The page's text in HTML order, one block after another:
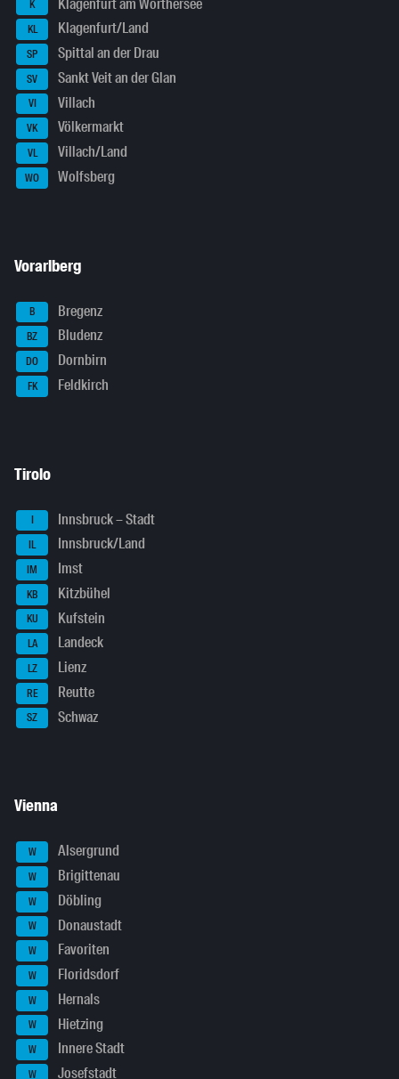
K Klagenfurt am Wörthersee
KL Klagenfurt/Land
SP Spittal an der Drau
SV Sankt Veit an der Glan
VI Villach
VK Völkermarkt
VL Villach/Land
WO Wolfsberg
Vorarlberg
B Bregenz
BZ Bludenz
DO Dornbirn
FK Feldkirch
Tirolo
I Innsbruck – Stadt
IL Innsbruck/Land
IM Imst
KB Kitzbühel
KU Kufstein
LA Landeck
LZ Lienz
RE Reutte
SZ Schwaz
Vienna
W Alsergrund
W Brigittenau
W Döbling
W Donaustadt
W Favoriten
W Floridsdorf
W Hernals
W Hietzing
W Innere Stadt
W Josefstadt